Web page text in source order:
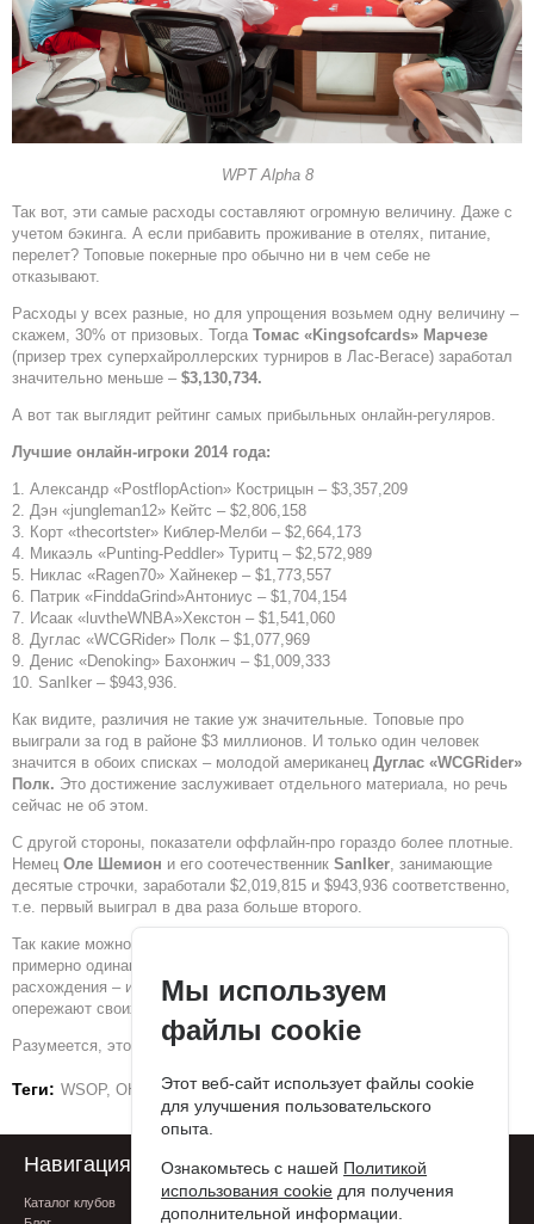
WPT Alpha 8
Так вот, эти самые расходы составляют огромную величину. Даже с
учетом бэкинга. А если прибавить проживание в отелях, питание,
перелет? Топовые покерные про обычно ни в чем себе не
отказывают.
Расходы у всех разные, но для упрощения возьмем одну величину –
скажем, 30% от призовых. Тогда Томас «Kingsofcards» Марчезе
(призер трех суперхайроллерских турниров в Лас-Вегасе) заработал
значительно меньше – $3,130,734.
А вот так выглядит рейтинг самых прибыльных онлайн-регуляров.
Лучшие онлайн-игроки 2014 года:
1. Александр «PostflopAction» Кострицын – $3,357,209
2. Дэн «jungleman12» Кейтс – $2,806,158
3. Корт «thecortster» Киблер-Мелби – $2,664,173
4. Микаэль «Punting-Peddler» Туритц – $2,572,989
5. Никлас «Ragen70» Хайнекер – $1,773,557
6. Патрик «FinddaGrind»Антониус – $1,704,154
7. Исаак «luvtheWNBA»Хекстон – $1,541,060
8. Дуглас «WCGRider» Полк – $1,077,969
9. Денис «Denoking» Бахонжич – $1,009,333
10. SanIker – $943,936.
Как видите, различия не такие уж значительные. Топовые про
выиграли за год в районе $3 миллионов. И только один человек
значится в обоих списках – молодой американец Дуглас «WCGRider»
Полк. Это достижение заслуживает отдельного материала, но речь
сейчас не об этом.
С другой стороны, показатели оффлайн-про гораздо более плотные.
Немец Оле Шемион и его соотечественник SanIker, занимающие
десятые строчки, заработали $2,019,815 и $943,936 соответственно,
т.е. первый выиграл в два раза больше второго.
Так какие можно сделать выводы? Ну, если в топ-3 ситуация
примерно одинаковая, дальше начинаются значительные
расхождения – игроки в живой покер все больше и больше
опережают своих онлайн-визави.
Разумеется, это все спекуляции, но, согласитесь, занятные.
Теги: WSOP ОНЛАЙН ПОКЕР ОФФЛАЙН ПОКЕР
Навигация
Каталог клубов
Поддержка
FAQ
Мы используем
файлы cookie
Этот веб-сайт использует файлы cookie
для улучшения пользовательского
опыта.
Ознакомьтесь с нашей Политикой
использования cookie для получения
дополнительной информации.